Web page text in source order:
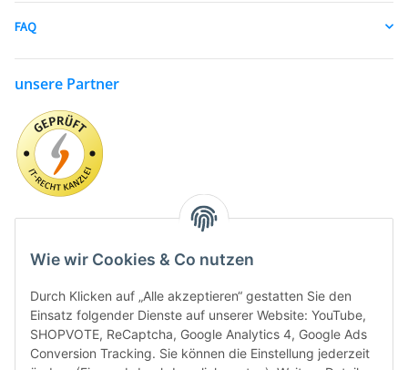
Wie wir Cookies & Co nutzen
Durch Klicken auf „Alle akzeptieren“ gestatten Sie den
Einsatz folgender Dienste auf unserer Website: YouTube,
SHOPVOTE, ReCaptcha, Google Analytics 4, Google Ads
Conversion Tracking. Sie können die Einstellung jederzeit
FAQ
unsere Partner